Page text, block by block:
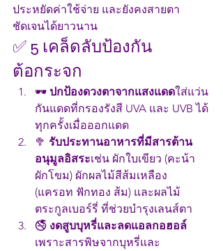
ประหยัดค่าใช้จ่าย และยังคงสายตา
ชัดเจนได้ยาวนาน
✅ 5 เคล็ดลับป้องกัน
ต้อกระจก
🕶 ปกป้องดวงตาจากแสงแดดใส่แว่น
กันแดดที่กรองรังสี UVA และ UVB ได้
ทุกครั้งเมื่อออกแดด
🥦 รับประทานอาหารที่มีสารต้าน
อนุมูลอิสระเช่น ผักใบเขียว (คะน้า
ผักโขม) ผักผลไม้สีส้มเหลือง
(แครอท ฟักทอง ส้ม) และผลไม้
ตระกูลเบอร์รี่ ที่ช่วยบำรุงเลนส์ตา
🚭 งดสูบบุหรี่และลดแอลกอฮอล์
เพราะสารพิษจากบุหรี่และ